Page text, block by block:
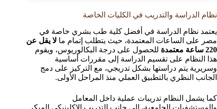
نظام الدراسة والتدريب في الكليات الخاصة
يعتمد نظام الدراسة في أفضل كلية طب بشري خاصة في
مصر على الساعات المعتمدة، حيث يتطلب إتمام ما لا يقل عن
220 ساعة معتمدة
للحصول على درجة البكالوريوس، ويقوم
هذا النظام على تقسيم الدراسة إلى مقررات أساسية
وسريرية يتم دراستها بشكل تدريجي، مع التركيز على دمج
الجانب النظري بالتطبيق العملي منذ المراحل الأولى.
كما يشمل النظام تدريبات عملية داخل المعامل
والمستشفيات الجامعية، إلى جانب التدريب الإكلينيكي المبكر